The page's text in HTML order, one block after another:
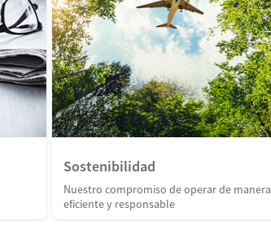
Sostenibilidad
Nuestro compromiso de operar de manera
eficiente y responsable